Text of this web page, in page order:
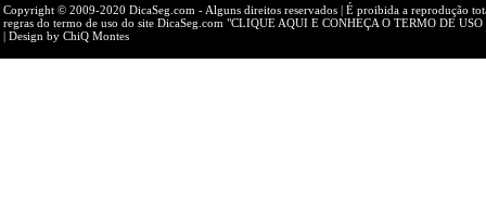
Copyright © 2009-2020 DicaSeg.com - Alguns direitos reservados | É proibida a reprodução
regras do termo de uso do site DicaSeg.com "CLIQUE AQUI E CONHEÇA O TERMO DE
| Design by ChiQ Montes